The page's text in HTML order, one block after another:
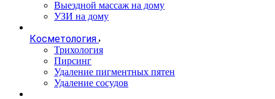
Выездной массаж на дому
УЗИ на дому
Косметология
Трихология
Пирсинг
Удаление пигментных пятен
Удаление сосудов